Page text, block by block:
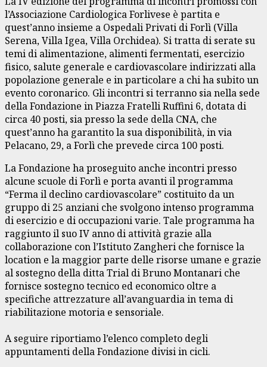
l’Associazione Cardiologica Forlivese è partita e
quest’anno insieme a Ospedali Privati di Forlì (Villa
Serena, Villa Igea, Villa Orchidea). Si tratta di serate su
temi di alimentazione, alimenti fermentati, esercizio
fisico, salute generale e cardiovascolare indirizzati alla
popolazione generale e in particolare a chi ha subito un
evento coronarico. Gli incontri si terranno sia nella sede
della Fondazione in Piazza Fratelli Ruffini 6, dotata di
circa 40 posti, sia presso la sede della CNA, che
quest’anno ha garantito la sua disponibilità, in via
Pelacano, 29, a Forlì che prevede circa 100 posti.
La Fondazione ha proseguito anche incontri presso
alcune scuole di Forlì e porta avanti il programma
“Ferma il declino cardiovascolare” costituito da un
gruppo di 25 anziani che svolgono intenso programma
di esercizio e di occupazioni varie. Tale programma ha
raggiunto il suo IV anno di attività grazie alla
collaborazione con l’Istituto Zangheri che fornisce la
location e la maggior parte delle risorse umane e grazie
al sostegno della ditta Trial di Bruno Montanari che
fornisce sostegno tecnico ed economico oltre a
specifiche attrezzature all’avanguardia in tema di
riabilitazione motoria e sensoriale.
A seguire riportiamo l’elenco completo degli
appuntamenti della Fondazione divisi in cicli.